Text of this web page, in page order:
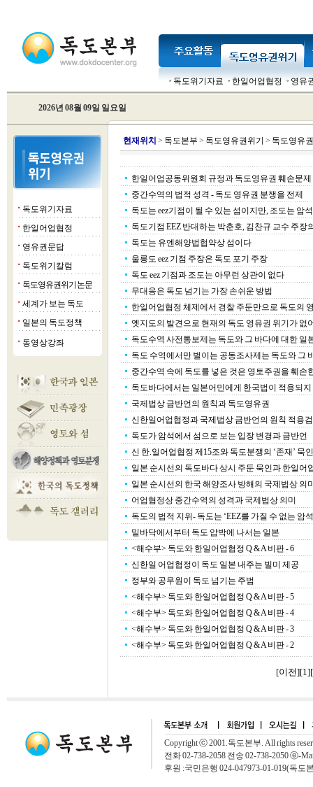
독도위기자료 한일어업협정 영유
2026년 08월 09일 일요일
■ 독도위기자료
■ 한일어업협정
■ 영유권문답
■ 독도위기칼럼
■ 독도영유권위기 논문
■ 세계가 보는 독도
■ 일본의 독도정책
■ 동영상강좌
현재위치 > 독도본부 > 독도영유권위기 > 독도영유
한일어업공동위원회 규정과 독도영유권 훼손문제
중간수역의 법적 성격 - 독도 영유권 분쟁을 전제
독도는 eez기점이 될 수 있는 섬이지만, 조도는 암
독도기점 EEZ 반대하는 박춘호, 김찬규 교수 주장
독도는 유엔해양법협약상 섬이다
울릉도 eez 기점 주장은 독도 포기 주장
독도 eez 기점과 조도는 아무런 상관이 없다
무대응은 독도 넘기는 가장 손쉬운 방법
한일어업협정 체제에서 경찰 주둔만으로 독도의
옛지도의 발견으로 현재의 독도 영유권 위기가 없
독도수역 사전통보제는 독도와 그 바다에 대한 일
독도 수역에서만 벌이는 공동조사제는 독도와 그
중간수역 속에 독도를 넣은 것은 영토주권을 훼손
독도바다에서는 일본어민에게 한국법이 적용되지
국제법상 금반언의 원칙과 독도영유권
신한일어업협정과 국제법상 금반언의 원칙 적용
독도가 암석에서 섬으로 보는 입장 변경과 금반언
신 한.일어업협정 제15조와 독도분쟁의 ‘존재’ 묵
일본 순시선의 독도바다 상시 주둔 묵인과 한일어
일본 순시선의 한국 해양조사 방해의 국제법상 의
어업협정상 중간수역의 성격과 국제법상 의미
독도의 법적 지위- 독도는 ‘EEZ를 가질 수 없는 암
밑바닥에서부터 독도 압박에 나서는 일본
<해수부> 독도와 한일어업협정 Q & A 비판 - 6
신한일 어업협정이 독도 일본 내주는 빌미 제공
정부와 공무원이 독도 넘기는 주범
<해수부> 독도와 한일어업협정 Q & A 비판 - 5
<해수부> 독도와 한일어업협정 Q & A 비판 - 4
<해수부> 독도와 한일어업협정 Q & A 비판 - 3
<해수부> 독도와 한일어업협정 Q & A 비판 - 2
[이전][1][
Copyright ⓒ 2001.독도본부. All rights
전화 02-738-2058 전송 02-738-2050 ⓔ-
후원 :국민은행 024-047973-01-019(독도